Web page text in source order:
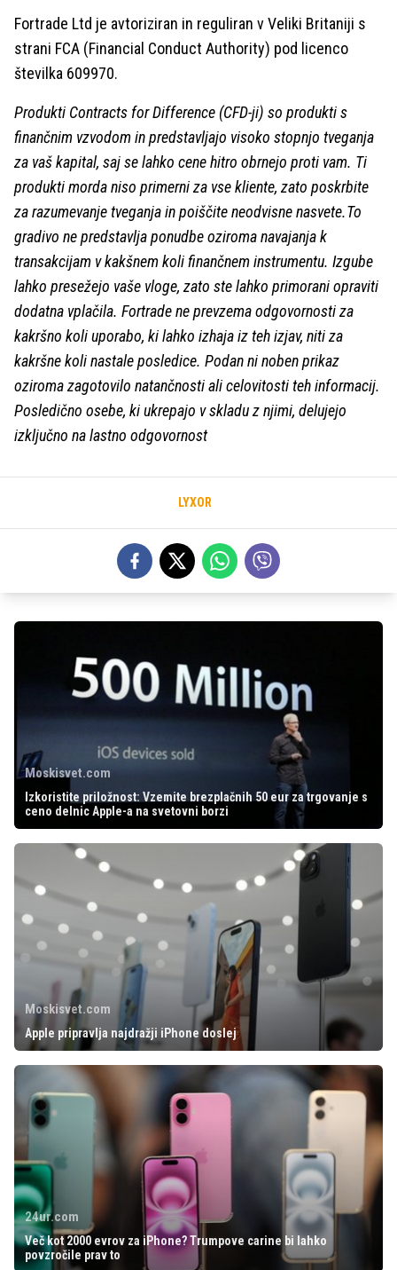
Fortrade Ltd je avtoriziran in reguliran v Veliki Britaniji s
strani FCA (Financial Conduct Authority) pod licenco
številka 609970.
Produkti Contracts for Difference (CFD-ji) so produkti s
finančnim vzvodom in predstavljajo visoko stopnjo tveganja
za vaš kapital, saj se lahko cene hitro obrnejo proti vam. Ti
produkti morda niso primerni za vse kliente, zato poskrbite
za razumevanje tveganja in poiščite neodvisne nasvete.To
gradivo ne predstavlja ponudbe oziroma navajanja k
transakcijam v kakšnem koli finančnem instrumentu. Izgube
lahko presežejo vaše vloge, zato ste lahko primorani opraviti
dodatna vplačila. Fortrade ne prevzema odgovornosti za
kakršno koli uporabo, ki lahko izhaja iz teh izjav, niti za
kakršne koli nastale posledice. Podan ni noben prikaz
oziroma zagotovilo natančnosti ali celovitosti teh informacij.
Posledično osebe, ki ukrepajo v skladu z njimi, delujejo
izključno na lastno odgovornost
LYXOR
Moskisvet.com
Izkoristite priložnost: Vzemite brezplačnih 50 eur za trgovanje s
ceno delnic Apple-a na svetovni borzi
Moskisvet.com
Apple pripravlja najdražji iPhone doslej
24ur.com
Več kot 2000 evrov za iPhone? Trumpove carine bi lahko
povzročile prav to